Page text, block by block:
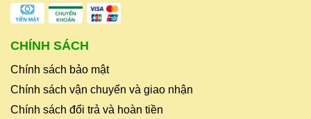
CHÍNH SÁCH
Chính sách bảo mật
Chính sách vận chuyển và giao nhận
Chính sách đổi trả và hoàn tiền